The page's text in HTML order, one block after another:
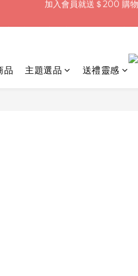
浪漫七夕限定｜滿3800送 象徵永
浪漫七夕限定｜滿3800送 象徵永
浪漫七夕限定｜滿3800送 象徵永
品 主題選品 送禮靈感